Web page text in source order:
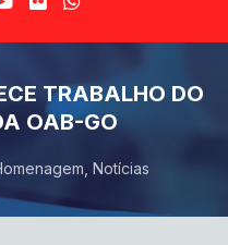
TRABALHO DO
OAB-GO
Notícias